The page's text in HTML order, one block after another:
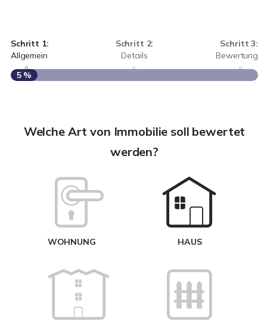
Schritt 1:
Allgemein
Schritt 2:
Details
Schritt 3:
Bewertung
5 %
Welche Art von Immobilie soll bewertet
werden?
WOHNUNG HAUS